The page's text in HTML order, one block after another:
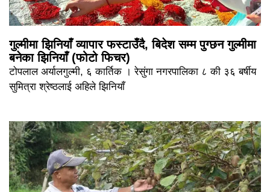
गुल्मीमा झिनियाँ व्यापार फस्टाउँदै, बिदेश सम्म पुग्छन गुल्मीमा
बनेका झिनियाँ (फोटो फिचर)
टोपलाल अर्यालगुल्मी, ६ कार्तिक । रेसुंगा नगरपालिका ८ की ३६ बर्षीय
सुमित्रा श्रेष्ठलाई अहिले झिनियाँ